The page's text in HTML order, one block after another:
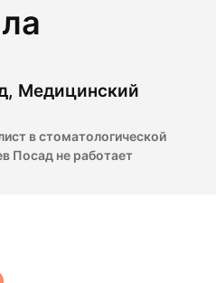
Медицинский
в стоматологической
Посад не работает